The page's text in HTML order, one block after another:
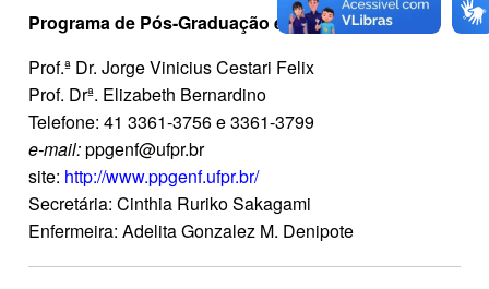
Programa de Pós-Graduação em Enfermagem
Prof.ª Dr. Jorge Vinicius Cestari Felix
Prof. Drª. Elizabeth Bernardino
Telefone: 41 3361-3756 e 3361-3799
e-mail:ppgenf@ufpr.br
site: http://www.ppgenf.ufpr.br/
Secretária: Cinthia Ruriko Sakagami
Enfermeira: Adelita Gonzalez M. Denipote